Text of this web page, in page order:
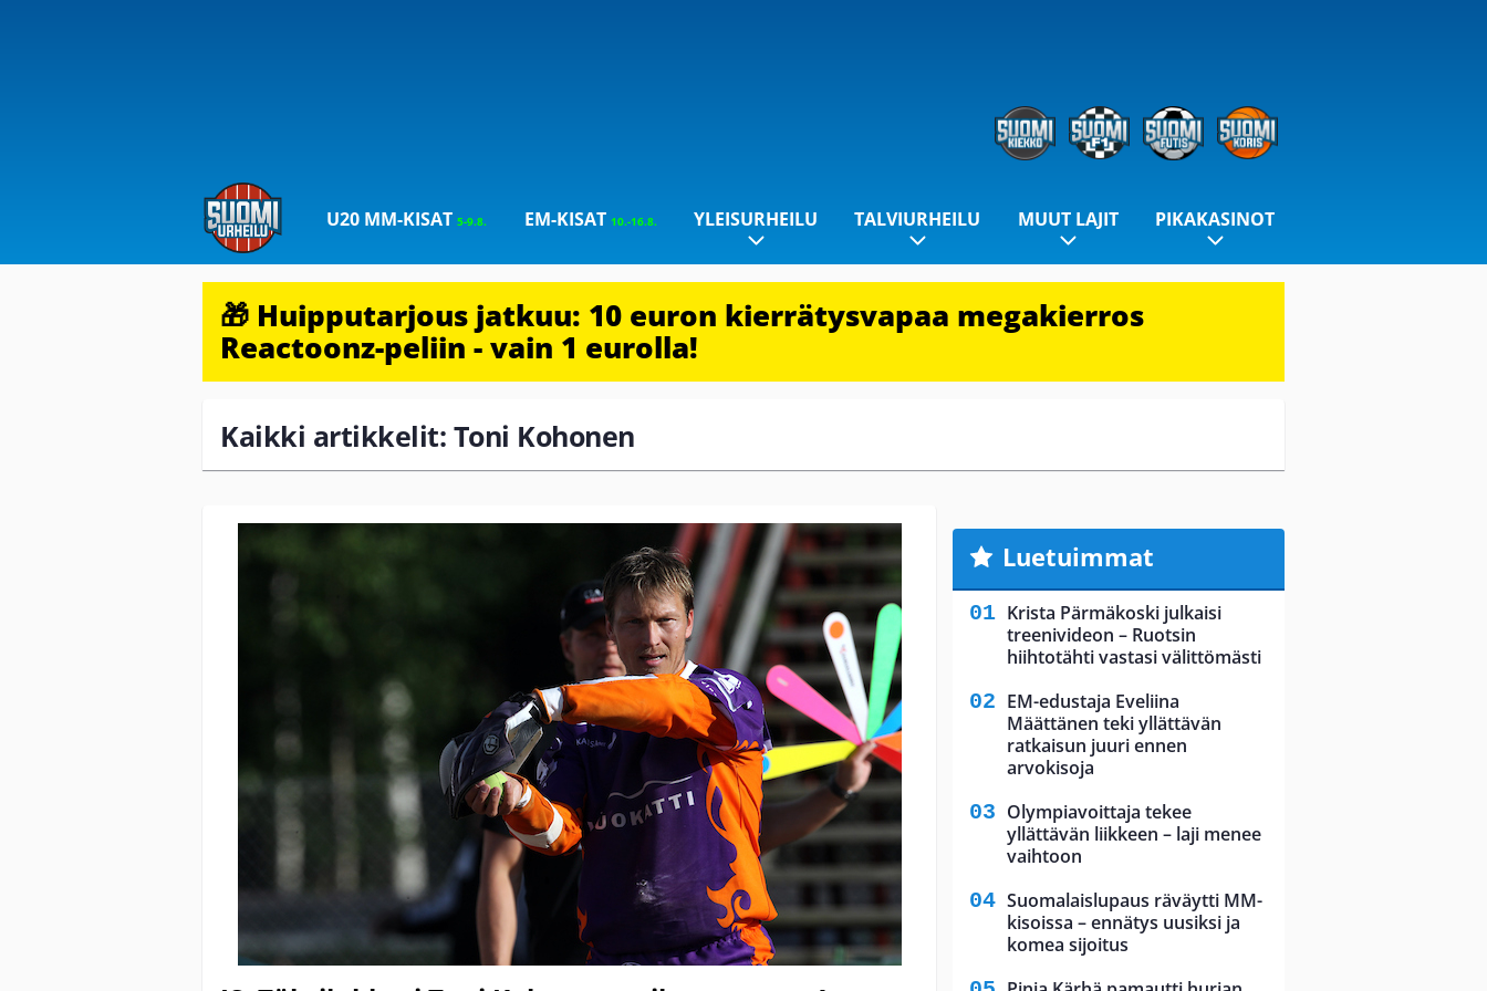
U20 MM-KISAT5-9.8. EM-KISAT 10.-16.8. YLEISURHEILU TALVIURHEILU MUUT LAJIT PIKAKASINOT
🎁 Huipputarjous jatkuu: 10 euron kierrätysvapaa megakierros
Reactoonz-peliin - vain 1 eurolla!
Kaikki artikkelit: Toni Kohonen
Luetuimmat
Krista Pärmäkoski julkaisi
treenivideon – Ruotsin
hiihtotähti vastasi välittömästi
EM-edustaja Eveliina
Määttänen teki yllättävän
ratkaisun juuri ennen
arvokisoja
Olympiavoittaja tekee
yllättävän liikkeen – laji menee
vaihtoon
Suomalaislupaus räväytti MM-
kisoissa – ennätys uusiksi ja
komea sijoitus